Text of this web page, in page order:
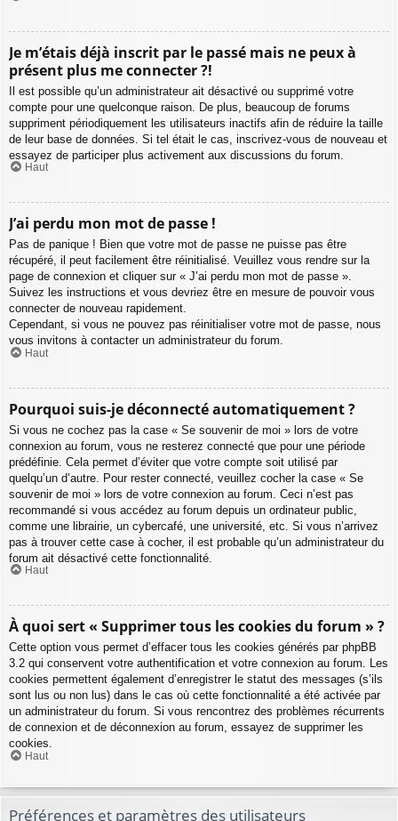
Je m’étais déjà inscrit par le passé mais ne peux à
présent plus me connecter ?!
Il est possible qu’un administrateur ait désactivé ou supprimé votre
compte pour une quelconque raison. De plus, beaucoup de forums
suppriment périodiquement les utilisateurs inactifs afin de réduire la taille
de leur base de données. Si tel était le cas, inscrivez-vous de nouveau et
essayez de participer plus activement aux discussions du forum.
Haut
J’ai perdu mon mot de passe !
Pas de panique ! Bien que votre mot de passe ne puisse pas être
récupéré, il peut facilement être réinitialisé. Veuillez vous rendre sur la
page de connexion et cliquer sur « J’ai perdu mon mot de passe ».
Suivez les instructions et vous devriez être en mesure de pouvoir vous
connecter de nouveau rapidement.
Cependant, si vous ne pouvez pas réinitialiser votre mot de passe, nous
vous invitons à contacter un administrateur du forum.
Haut
Pourquoi suis-je déconnecté automatiquement ?
Si vous ne cochez pas la case « Se souvenir de moi » lors de votre
connexion au forum, vous ne resterez connecté que pour une période
prédéfinie. Cela permet d’éviter que votre compte soit utilisé par
quelqu’un d’autre. Pour rester connecté, veuillez cocher la case « Se
souvenir de moi » lors de votre connexion au forum. Ceci n’est pas
recommandé si vous accédez au forum depuis un ordinateur public,
comme une librairie, un cybercafé, une université, etc. Si vous n’arrivez
pas à trouver cette case à cocher, il est probable qu’un administrateur du
forum ait désactivé cette fonctionnalité.
Haut
À quoi sert « Supprimer tous les cookies du forum » ?
Cette option vous permet d’effacer tous les cookies générés par phpBB
3.2 qui conservent votre authentification et votre connexion au forum. Les
cookies permettent également d’enregistrer le statut des messages (s’ils
sont lus ou non lus) dans le cas où cette fonctionnalité a été activée par
un administrateur du forum. Si vous rencontrez des problèmes récurrents
de connexion et de déconnexion au forum, essayez de supprimer les
cookies.
Haut
Préférences et paramètres des utilisateurs